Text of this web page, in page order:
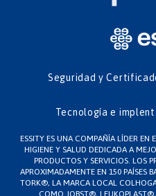
Seguridad y
Tecnología e
ESSITY ES UNA COMPAÑÍA LÍDER EN
HIGIENE Y SALUD DEDICADA A
PRODUCTOS Y SERVICIOS. LOS
APROXIMADAMENTE EN 150 PAÍSES
TORK®, LA MARCA LOCAL
COMO JOBST®,